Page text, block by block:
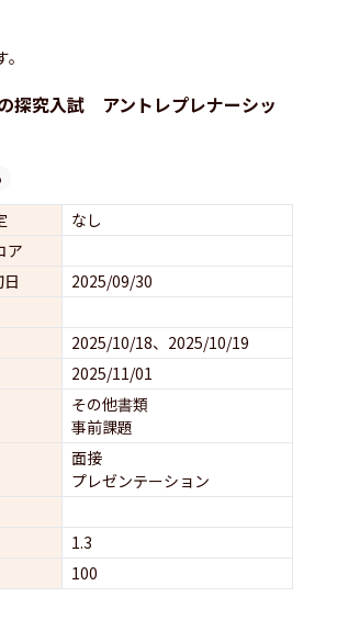
探究入試 アントレプレナーシッ
なし
ア
2025/09/30
2025/10/18、2025/10/19
2025/11/01
その他書類
事前課題
面接
プレゼンテーション
1.3
100